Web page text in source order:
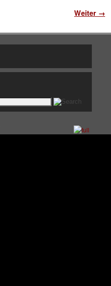
Weiter →